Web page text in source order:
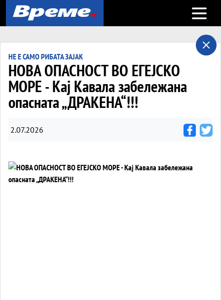
Open
НЕ Е САМО РИБАТА ЗАЈАК
НОВА ОПАСНОСТ ВО ЕГЕЈСКО
МОРЕ - Кај Кавала забележана
опасната „ДРАКЕНА“!!!
2.07.2026